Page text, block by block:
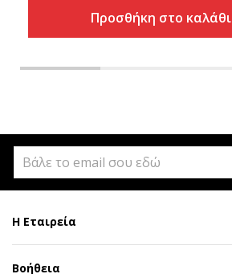
Προσθήκη στο καλάθι
Η Εταιρεία
Βοήθεια